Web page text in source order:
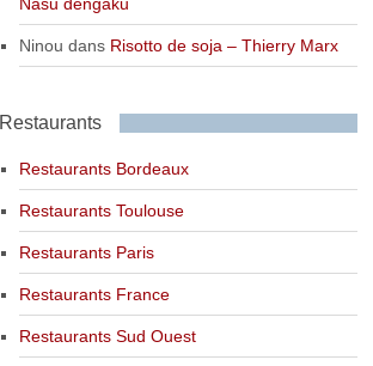
Ninou dans Risotto de soja – Thierry Marx
Restaurants
Restaurants Bordeaux
Restaurants Toulouse
Restaurants Paris
Restaurants France
Restaurants Sud Ouest